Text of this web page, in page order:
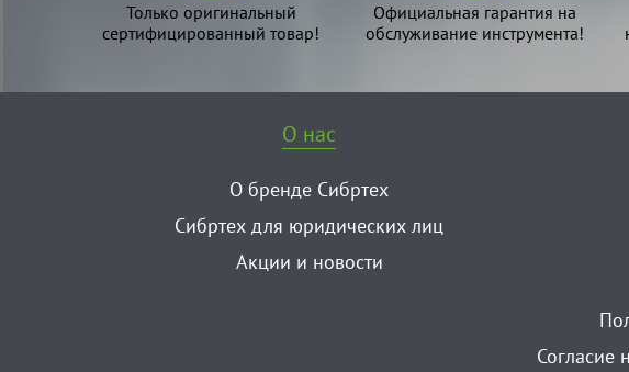
Только оригинальный
сертифицированный товар!
Официальная гарантия на
обслуживание инструмента!
О нас
О бренде Сибртех
Сибртех для юридических лиц
Акции и новости
Согласие